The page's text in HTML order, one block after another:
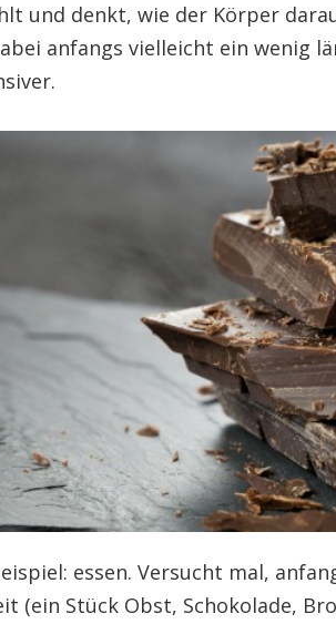
und denkt, wie der Körper
anfangs vielleicht ein wenig
essen. Versucht mal,
(ein Stück Obst, Schokolade,